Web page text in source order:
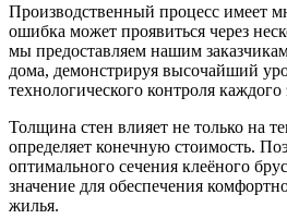
Производственный процесс имеет
ошибка может проявиться через
мы предоставляем нашим
дома, демонстрируя высочайший
технологического контроля каждого
Толщина стен влияет не только на
определяет конечную стоимость.
оптимального сечения клеёного
значение для обеспечения
жилья.